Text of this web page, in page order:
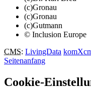
(c)Gronau
(c)Gronau
(c)Gutmann
© Inclusion Europe
CMS: LivingData
Seitenanfang
Cookie-